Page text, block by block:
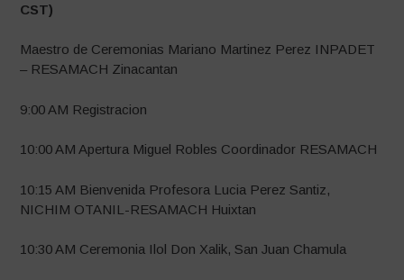
CST)
Maestro de Ceremonias Mariano Martinez Perez INPADET
– RESAMACH Zinacantan
9:00 AM Registracion
10:00 AM Apertura Miguel Robles Coordinador RESAMACH
10:15 AM Bienvenida Profesora Lucia Perez Santiz,
NICHIM OTANIL-RESAMACH Huixtan
10:30 AM Ceremonia Ilol Don Xalik, San Juan Chamula